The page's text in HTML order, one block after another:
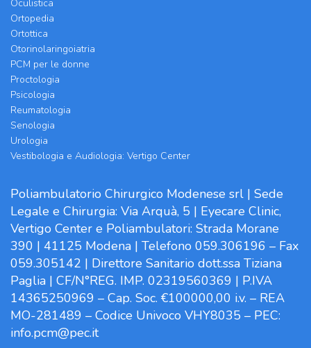
Oculistica
Ortopedia
Ortottica
Otorinolaringoiatria
PCM per le donne
Proctologia
Psicologia
Reumatologia
Senologia
Urologia
Vestibologia e Audiologia: Vertigo Center
Poliambulatorio Chirurgico Modenese srl | Sede
Legale e Chirurgia: Via Arquà, 5 | Eyecare Clinic,
Vertigo Center e Poliambulatori: Strada Morane
390 | 41125 Modena | Telefono 059.306196 – Fax
059.305142 | Direttore Sanitario dott.ssa Tiziana
Paglia | CF/N°REG. IMP. 02319560369 | P.IVA
14365250969 – Cap. Soc. €100000,00 i.v. – REA
MO-281489 – Codice Univoco VHY8035 – PEC:
info.pcm@pec.it